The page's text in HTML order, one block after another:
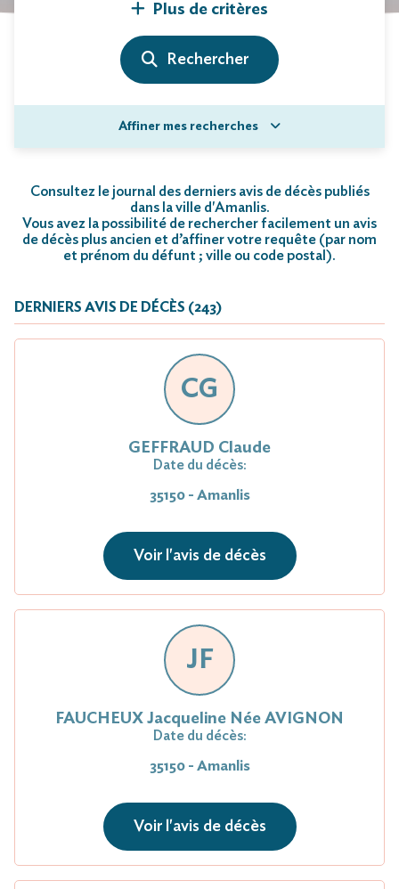
Plus de critères
Affiner mes recherches
Consultez le journal des derniers avis de décès publiés
dans la ville d'Amanlis.
Vous avez la possibilité de rechercher facilement un avis
de décès plus ancien et d’affiner votre requête (par nom
et prénom du défunt ; ville ou code postal).
DERNIERS AVIS DE DÉCÈS (243)
CG
GEFFRAUD Claude
Date du décès:
35150 - Amanlis
Voir l'avis de décès
JF
FAUCHEUX Jacqueline Née AVIGNON
Date du décès:
35150 - Amanlis
Voir l'avis de décès